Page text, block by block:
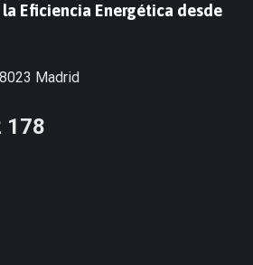
Eficiencia Energética desde
Madrid
178